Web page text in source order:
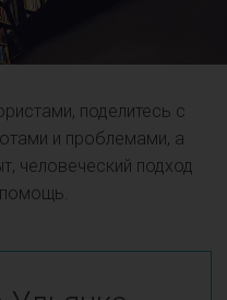
поделитесь с
и проблемами, а
человеческий подход